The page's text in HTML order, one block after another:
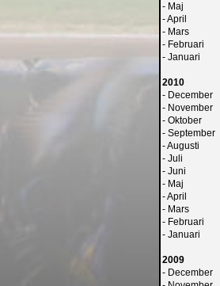
- Maj
-April
- Mars
- Februari
- Januari
2010
- December
- November
- Oktober
- September
-Augusti
- Juli
- Juni
- Maj
-April
- Mars
- Februari
- Januari
2009
- December